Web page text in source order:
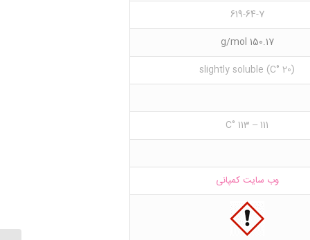
619-64-7
150.17 g/mol
(20 °C) slightly soluble
111 – 113 °C
وب سایت کمپانی